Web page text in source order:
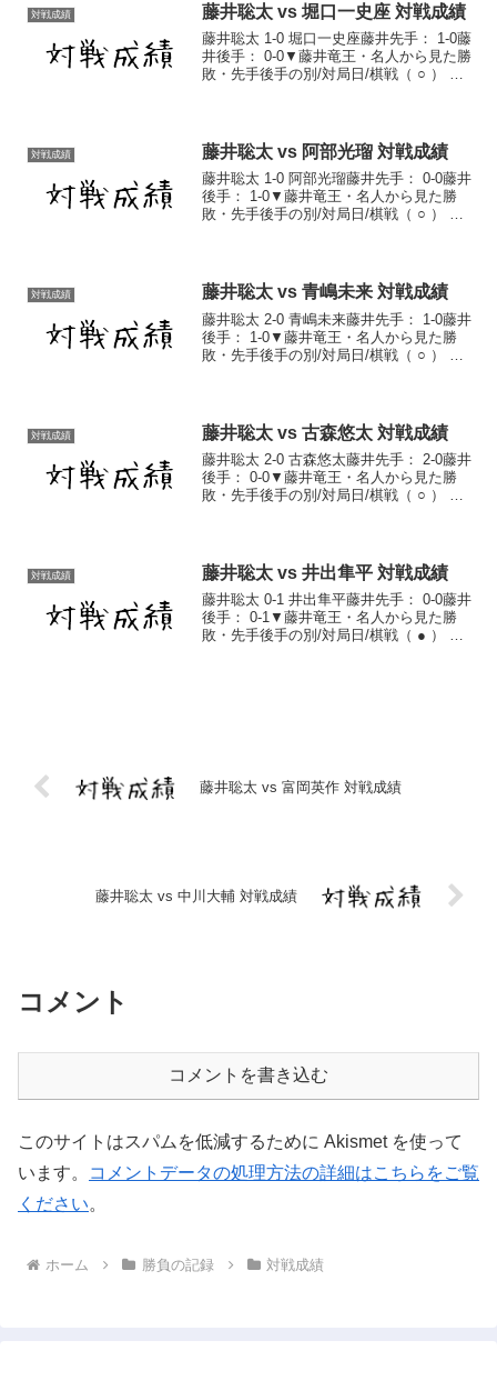
対戦成績 藤井聡太 vs 堀口一史座 対戦成績
藤井聡太 1-0 堀口一史座藤井先手： 1-0藤
井後手： 0-0▼藤井竜王・名人から見た勝
敗・先手後手の別/対局日/棋戦（ ○ ） 先
対戦成績 藤井聡太 vs 阿部光瑠 対戦成績
藤井聡太 1-0 阿部光瑠藤井先手： 0-0藤井
後手： 1-0▼藤井竜王・名人から見た勝
敗・先手後手の別/対局日/棋戦（ ○ ） 後
対戦成績 藤井聡太 vs 青嶋未来 対戦成績
藤井聡太 2-0 青嶋未来藤井先手： 1-0藤井
後手： 1-0▼藤井竜王・名人から見た勝
敗・先手後手の別/対局日/棋戦（ ○ ） 後
対戦成績 藤井聡太 vs 古森悠太 対戦成績
藤井聡太 2-0 古森悠太藤井先手： 2-0藤井
後手： 0-0▼藤井竜王・名人から見た勝
敗・先手後手の別/対局日/棋戦（ ○ ） 先
対戦成績 藤井聡太 vs 井出隼平 対戦成績
藤井聡太 0-1 井出隼平藤井先手： 0-0藤井
後手： 0-1▼藤井竜王・名人から見た勝
敗・先手後手の別/対局日/棋戦（ ● ） 後
藤井聡太 vs 富岡英作 対戦成績
藤井聡太 vs 中川大輔 対戦成績
コメント
コメントを書き込む
このサイトはスパムを低減するために Akismet を使って
います。
コメントデータの処理方法の詳細はこちらをご覧
ください。
ホーム 勝負の記録 対戦成績